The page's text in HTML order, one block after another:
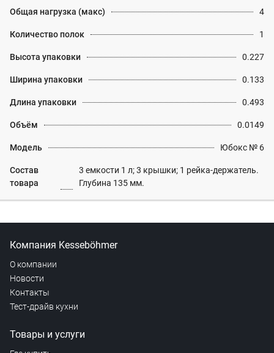
Общая нагрузка (макс) 4
Количество полок 1
Высота упаковки 0.227
Ширина упаковки 0.133
Длина упаковки 0.493
Объём 0.0149
Модель Юбокс № 6
Состав
товара
3 емкости 1 л; 3 крышки; 1 рейка-держатель.
Глубина 135 мм.
Компания Kesseböhmer
О компании
Новости
Контакты
Тест-драйв кухни
Товары и услуги